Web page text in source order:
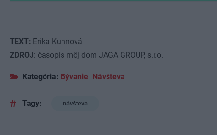
TEXT: Erika Kuhnová
ZDROJ: časopis môj dom JAGA GROUP, s.r.o.
Kategória: Bývanie Návšteva
Tagy: návšteva